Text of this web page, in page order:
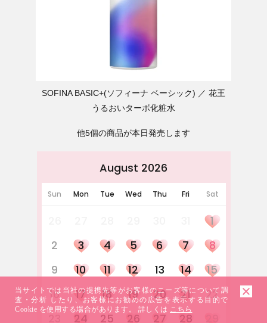
SOFINA BASIC+(ソフィーナ ベーシック)
花王
うるおいターボ化粧水
他5個の商品が本日発売します
August 2026
Sun Mon Tue Wed Thu Fri Sat
1
2
3 4 5 6 7
8
9
10 11 12 13 14
15
16
17 18 19 20 21
22
24 25 26 27 28
当サイトでは当社の提携先等がお客様のニーズ等について調
査・分析 したり、お客様にお勧めの広告を表示する目的で
Cookie を使用する場合があります。 詳しくは こちら